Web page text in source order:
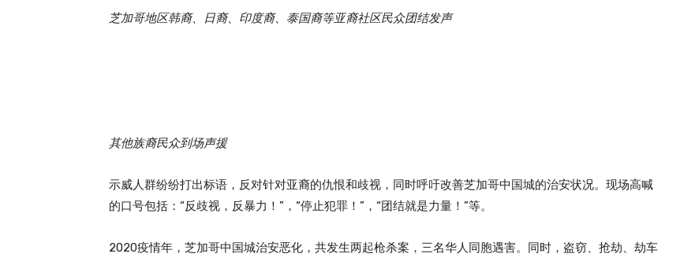
芝加哥地区韩裔、日裔、印度裔、泰国裔等亚裔社区民众团结发声
其他族裔民众到场声援
示威人群纷纷打出标语，反对针对亚裔的仇恨和歧视，同时呼吁改善芝加哥中国城的治安状况。现场高喊
的口号包括：“反歧视，反暴力！”，“停止犯罪！”，“团结就是力量！”等。
2020疫情年，芝加哥中国城治安恶化，共发生两起枪杀案，三名华人同胞遇害。同时，盗窃、抢劫、劫车